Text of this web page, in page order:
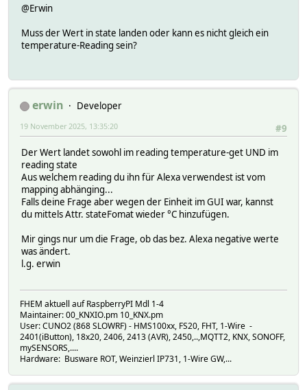
@Erwin
Muss der Wert in state landen oder kann es nicht gleich ein
temperature-Reading sein?
erwin
Developer
#9
19 November 2025, 13:35:20
Der Wert landet sowohl im reading temperature-get UND im
reading state
Aus welchem reading du ihn für Alexa verwendest ist vom
mapping abhänging...
Falls deine Frage aber wegen der Einheit im GUI war, kannst
du mittels Attr. stateFomat wieder °C hinzufügen.
Mir gings nur um die Frage, ob das bez. Alexa negative werte
was ändert.
l.g. erwin
FHEM aktuell auf RaspberryPI Mdl 1-4
Maintainer: 00_KNXIO.pm 10_KNX.pm
User: CUNO2 (868 SLOWRF) - HMS100xx, FS20, FHT, 1-Wire -
2401(iButton), 18x20, 2406, 2413 (AVR), 2450,..,MQTT2, KNX, SONOFF,
mySENSORS,....
Hardware: Busware ROT, Weinzierl IP731, 1-Wire GW,...